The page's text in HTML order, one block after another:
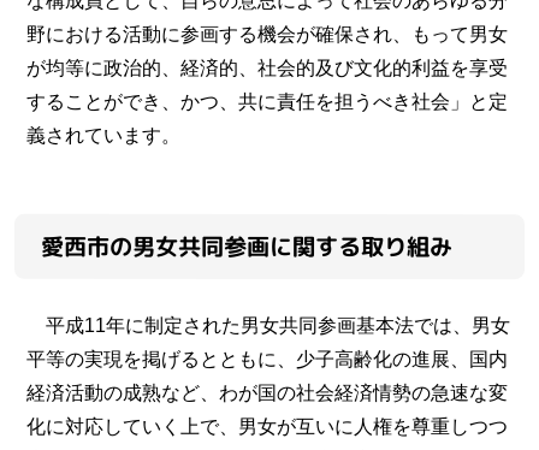
野における活動に参画する機会が確保され、もって男女
が均等に政治的、経済的、社会的及び文化的利益を享受
することができ、かつ、共に責任を担うべき社会」と定
義されています。
愛西市の男女共同参画に関する取り組み
平成11年に制定された男女共同参画基本法では、男女
平等の実現を掲げるとともに、少子高齢化の進展、国内
経済活動の成熟など、わが国の社会経済情勢の急速な変
化に対応していく上で、男女が互いに人権を尊重しつつ